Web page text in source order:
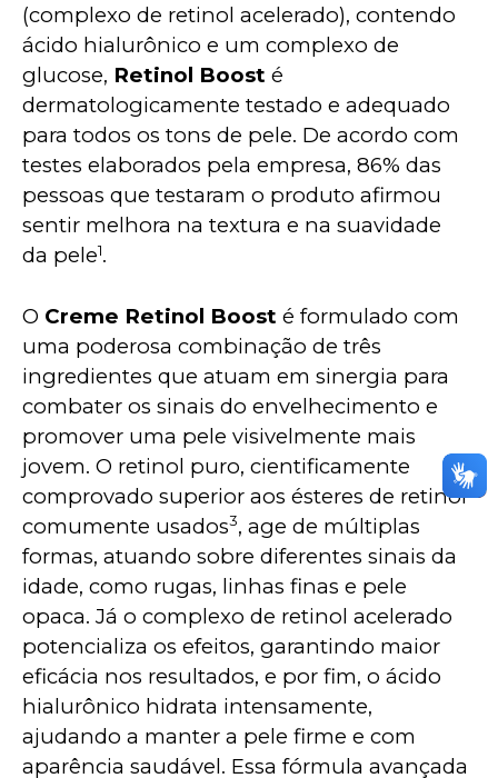
(complexo de retinol acelerado), contendo
ácido hialurônico e um complexo de
glucose, Retinol Boost é
dermatologicamente testado e adequado
para todos os tons de pele. De acordo com
testes elaborados pela empresa, 86% das
pessoas que testaram o produto afirmou
sentir melhora na textura e na suavidade
da pele1.
O Creme Retinol Boost é formulado com
uma poderosa combinação de três
ingredientes que atuam em sinergia para
combater os sinais do envelhecimento e
promover uma pele visivelmente mais
jovem. O retinol puro, cientificamente
comprovado superior aos ésteres de retinol
comumente usados3, age de múltiplas
formas, atuando sobre diferentes sinais da
idade, como rugas, linhas finas e pele
opaca. Já o complexo de retinol acelerado
potencializa os efeitos, garantindo maior
eficácia nos resultados, e por fim, o ácido
hialurônico hidrata intensamente,
ajudando a manter a pele firme e com
aparência saudável. Essa fórmula avançada